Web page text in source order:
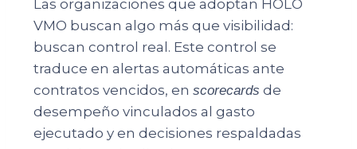
Las organizaciones que adoptan HOLO
VMO buscan algo más que visibilidad:
buscan control real. Este control se
traduce en alertas automáticas ante
contratos vencidos, en scorecards de
desempeño vinculados al gasto
ejecutado y en decisiones respaldadas